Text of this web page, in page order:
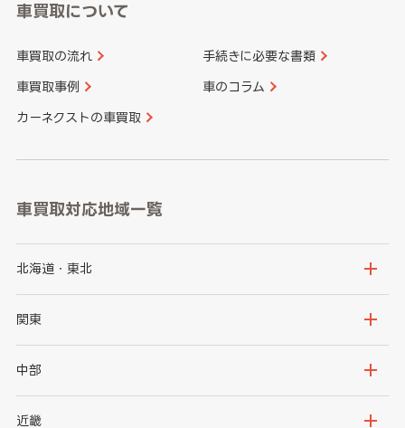
車買取について
車買取の流れ 手続きに必要な書類
車買取事例 車のコラム
カーネクストの車買取
車買取対応地域一覧
北海道・東北
北海道
岩手県
秋田県
関東
茨城県
群馬県
中部
新潟県
近畿